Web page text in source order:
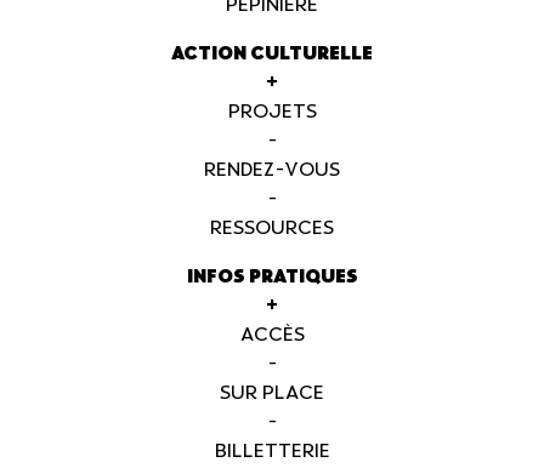
PÉPINIÈRE
ACTION CULTURELLE
+
PROJETS
-
RENDEZ-VOUS
-
RESSOURCES
INFOS PRATIQUES
+
ACCÈS
-
SUR PLACE
-
BILLETTERIE